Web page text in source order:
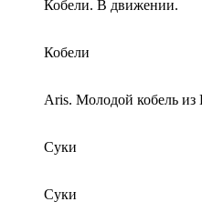
Кобели. В движении.
Кобели
Aris. Молодой кобель из
Суки
Суки